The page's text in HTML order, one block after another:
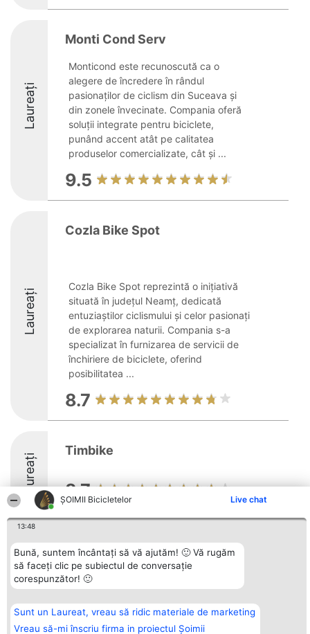
ȘOIMII Bicicletelor Live chat
13:48
Bună, suntem încântați să vă ajutăm! 🙂 Vă rugăm
să faceți clic pe subiectul de conversație
corespunzător! 🙂
Sunt un Laureat, vreau să ridic materiale de marketing
Vreau să-mi înscriu firma in proiectul Șoimii
Laureați
Monti Cond Serv
Monticond este recunoscută ca o
alegere de încredere în rândul
pasionaților de ciclism din Suceava și
din zonele învecinate. Compania oferă
soluții integrate pentru biciclete,
punând accent atât pe calitatea
produselor comercializate, cât și ...
9.5
Laureați
Cozla Bike Spot
Cozla Bike Spot reprezintă o inițiativă
situată în județul Neamț, dedicată
entuziaștilor ciclismului și celor pasionați
de explorarea naturii. Compania s-a
specializat în furnizarea de servicii de
închiriere de biciclete, oferind
posibilitatea ...
8.7
Laureați
Timbike
8.7
Organizator Ranking
BRIGHT SOLUTIONS BR SRL
Aleea Timisul De Sus 2 Bl. A30
Sc. A Et. 4 Ap. 13 Cod 061952
CUI 36737675
Plebiscyt
Câștigătorii
Laureaților
Statut
confidențialitate
Contact